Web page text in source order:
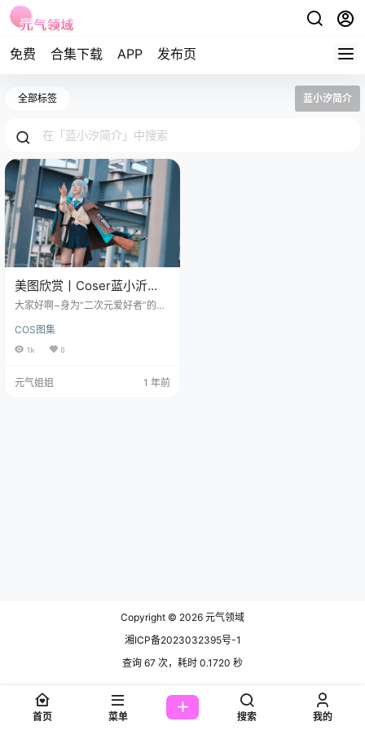
免费 合集下载 APP 发布页
全部标签 蓝小汐简介
美图欣赏丨Coser蓝小沂
KiKi-明日方舟 [12P-51MB]
大家好啊~身为“二次元爱好者”的我
ay作品呢？尤其是她那令人心动的
《明日方舟》系列，简直美到让人
角，蓝小沂KiKi，她可是Cosplay界
COS图集
1k 0
元气姐姐 1 年前
Copyright © 2026 元气领域
湘ICP备2023032395号-1
查询 67 次，耗时 0.1720 秒
首页 菜单 搜索 我的